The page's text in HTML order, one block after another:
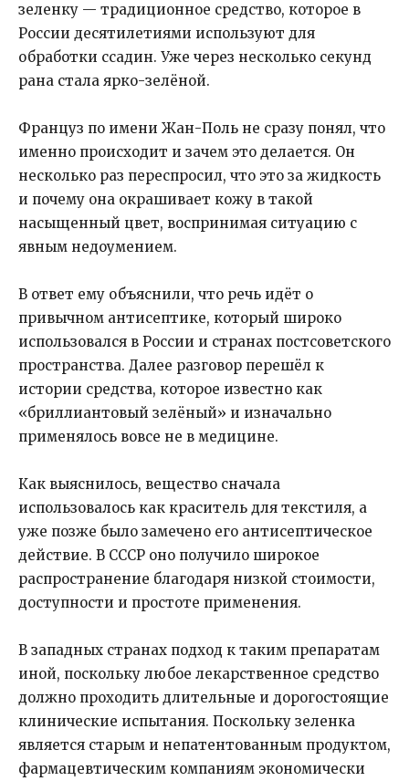
зеленку — традиционное средство, которое в
России десятилетиями используют для
обработки ссадин. Уже через несколько секунд
рана стала ярко-зелёной.
Француз по имени Жан-Поль не сразу понял, что
именно происходит и зачем это делается. Он
несколько раз переспросил, что это за жидкость
и почему она окрашивает кожу в такой
насыщенный цвет, воспринимая ситуацию с
явным недоумением.
В ответ ему объяснили, что речь идёт о
привычном антисептике, который широко
использовался в России и странах постсоветского
пространства. Далее разговор перешёл к
истории средства, которое известно как
«бриллиантовый зелёный» и изначально
применялось вовсе не в медицине.
Как выяснилось, вещество сначала
использовалось как краситель для текстиля, а
уже позже было замечено его антисептическое
действие. В СССР оно получило широкое
распространение благодаря низкой стоимости,
доступности и простоте применения.
В западных странах подход к таким препаратам
иной, поскольку любое лекарственное средство
должно проходить длительные и дорогостоящие
клинические испытания. Поскольку зеленка
является старым и непатентованным продуктом,
фармацевтическим компаниям экономически